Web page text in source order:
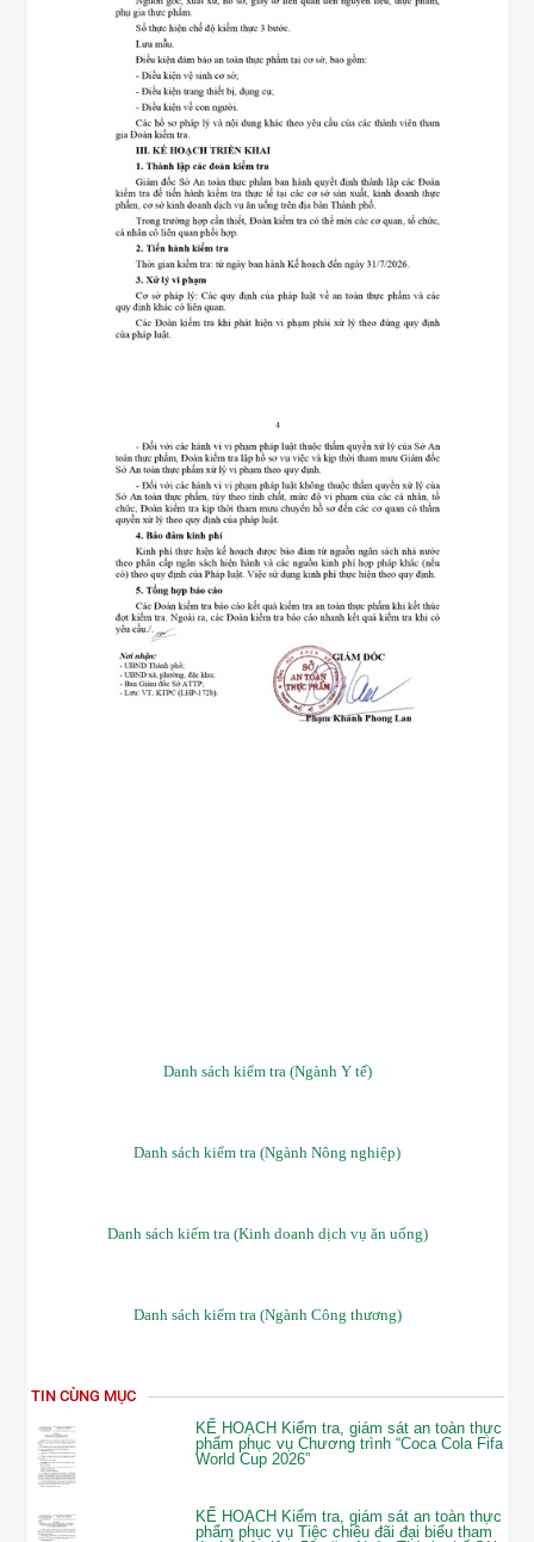
Danh sách kiểm tra (Ngành Y tế)
Danh sách kiểm tra (Ngành Nông nghiệp)
Danh sách kiểm tra (Kinh doanh dịch vụ ăn uống)
Danh sách kiểm tra (Ngành Công thương)
TIN CÙNG MỤC
KẾ HOẠCH Kiểm tra, giám sát an toàn thực
phẩm phục vụ Chương trình “Coca Cola Fifa
World Cup 2026”
KẾ HOẠCH Kiểm tra, giám sát an toàn thực
phẩm phục vụ Tiệc chiêu đãi đại biểu tham